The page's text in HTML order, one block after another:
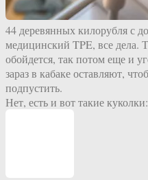
44 деревянных килорубля с
медицинский TPE, все дела.
обойдется, так потом еще и
зараз в кабаке оставляют,
подпустить.
Нет, есть и вот такие куколки: